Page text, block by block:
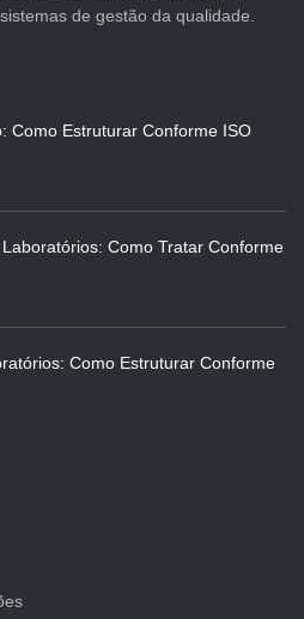
de gestão da qualidade.
Como Estruturar Conforme ISO
Como Tratar Conforme
Como Estruturar Conforme